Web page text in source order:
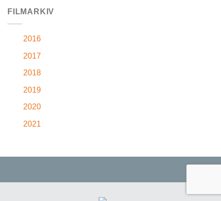
FILMARKIV
2016
2017
2018
2019
2020
2021